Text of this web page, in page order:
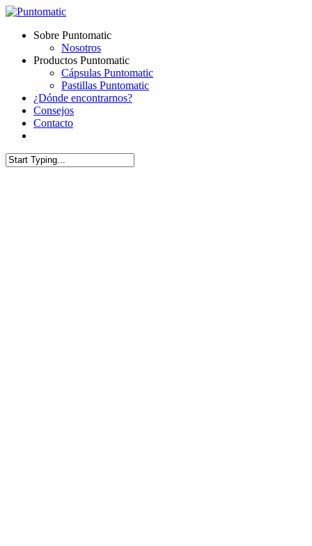
Skip
main
Menu
Sobre Puntomatic
Nosotros
Productos Puntomatic
Cápsulas Puntomatic
Pastillas Puntomatic
¿Dónde encontrarnos?
Consejos
Contacto